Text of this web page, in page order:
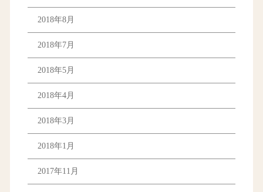
2018年8月
2018年7月
2018年5月
2018年4月
2018年3月
2018年1月
2017年11月